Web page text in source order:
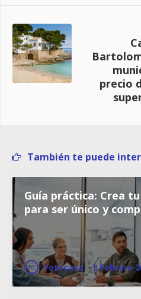
precio
También te puede
​​Guía práctica: Crea
para ser único y
Fotocasa · 3 febrero